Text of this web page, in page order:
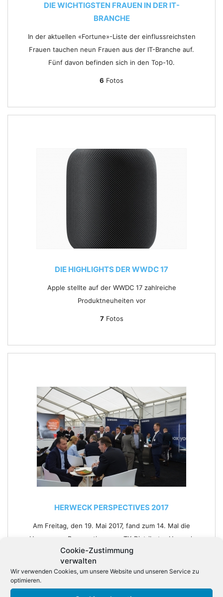
DIE WICHTIGSTEN FRAUEN IN DER IT-
BRANCHE
In der aktuellen «Fortune»-Liste der einflussreichsten
Frauen tauchen neun Frauen aus der IT-Branche auf.
Fünf davon befinden sich in den Top-10.
6 Fotos
DIE HIGHLIGHTS DER WWDC 17
Apple stellte auf der WWDC 17 zahlreiche
Produktneuheiten vor
7Fotos
HERWECK PERSPECTIVES 2017
Am Freitag, den 19. Mai 2017, fand zum 14. Mal die
Hausmesse Perspectives von TK-Distributor Heweck
statt
8Fotos
Cookie-Zustimmung
verwalten
Wir verwenden Cookies, um unsere Website und unseren Service zu
optimieren.